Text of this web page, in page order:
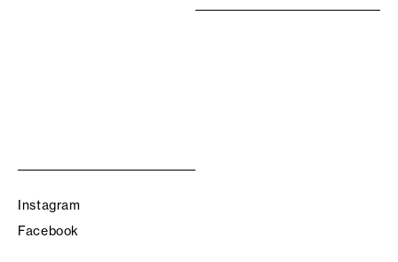
Instagram
Facebook